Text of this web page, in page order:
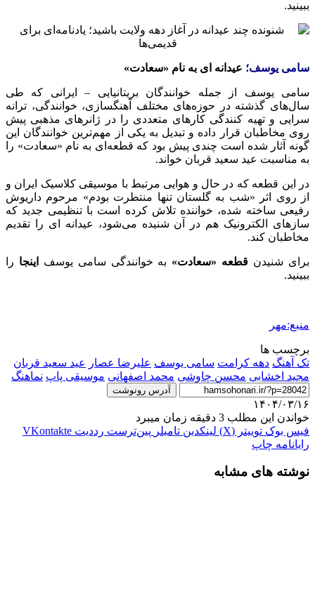
ببینید.
سامی یوسف؛ عیدانه ای به نام «سعادت»
سامی یوسف از جمله خوانندگان بریتانیایی – ایرانی که طی
سال‌های گذشته در حوزه‌های مختلف آهنگسازی، خوانندگی، ترانه
سرایی و تهیه کنندگی کارهای متعددی را در ژانرهای مذهبی پیش
روی مخاطبان قرار داده و تبدیل به یکی از مهم‌ترین خوانندگان این
گونه آثار شده است چندی پیش بود که قطعه‌ای به نام «سعادت» را
به مناسبت عید سعید قربان خواند.
در این قطعه که در حال و هوایی مرتبط با موسیقی کلاسیک ایران و
از روی اثر «شب به گلستان تنها منتطرت بودم» مرحوم داریوش
رفیعی ساخته شده، خواننده تلاش کرده است با تنظیمی جدید که
سازهای الکترونیک هم در آن شنیده می‌شود، عیدانه ای را تقدیم
مخاطبان کند.
برای شنیدن قطعه «سعادت» به خوانندگی سامی یوسف اینجا را
ببینید.
منبع:مهر
برچسب ها
تک آهنگ دهه کرامت سامی یوسف علیرضا عصار
عید سعید قربان
مجید اخشابی محسن چاوشی محمد اصفهانی موسیقی پاپ نماهنگ
آدرس رونوشت
۱۴۰۴/۰۳/۱۶
خواندن این مطلب 3 دقیقه زمان میبرد
فیس بوک توییتر (X) لینکدین ‫تامبلر ‫پین‌ترست ‫رددیت ‫VKontakte
رایانامه چاپ
نوشته های مشابه